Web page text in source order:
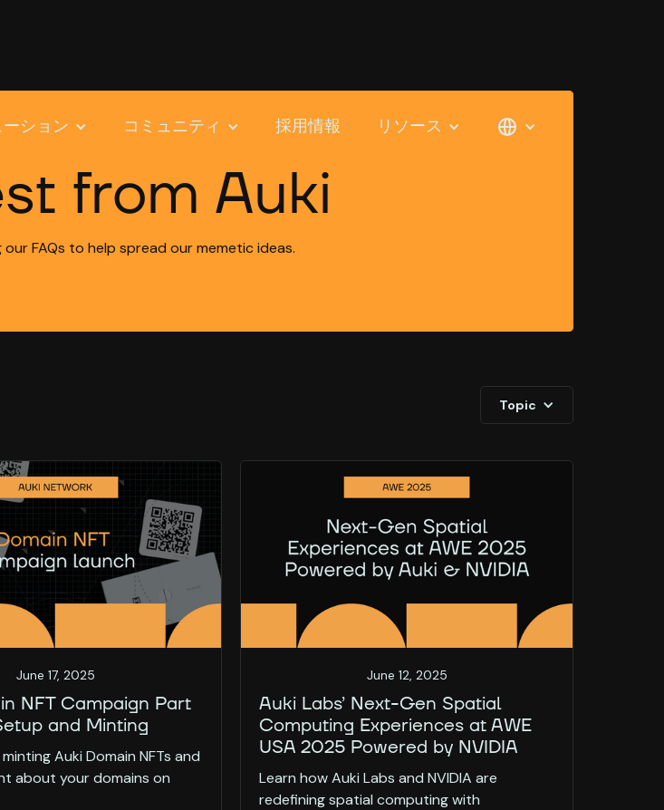
ション コミュニティ 採用情報 リソース
from Auki
FAQs to help spread our memetic ideas.
Topic
June 17, 2025
NFT Campaign Part
and Minting
Auki Domain NFTs and
about your domains on
June 12, 2025
Auki Labs’ Next-Gen Spatial
Computing Experiences at AWE
USA 2025 Powered by NVIDIA
Learn how Auki Labs and NVIDIA are
redefining spatial computing with